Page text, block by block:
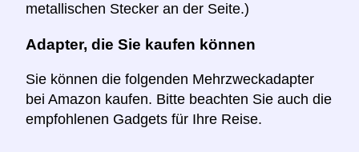
metallischen Stecker an der Seite.)
Adapter, die Sie kaufen können
Sie können die folgenden Mehrzweckadapter
bei Amazon kaufen. Bitte beachten Sie auch die
empfohlenen Gadgets für Ihre Reise.